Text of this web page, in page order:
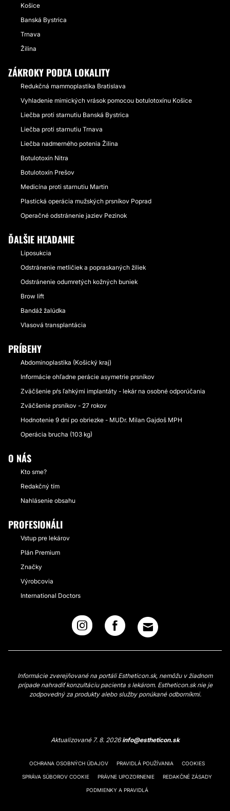
Košice
Banská Bystrica
Trnava
Žilina
ZÁKROKY PODĽA LOKALITY
Redukčná mammoplastika Bratislava
Vyhladenie mimických vrások pomocou botulotoxínu Košice
Liečba proti starnutiu Banská Bystrica
Liečba proti starnutiu Trnava
Liečba nadmerného potenia Žilina
Botulotoxín Nitra
Botulotoxín Prešov
Medicína proti starnutiu Martin
Plastická operácia mužských prsníkov Poprad
Operačné odstránenie jaziev Pezinok
ĎALŠIE HĽADANIE
Liposukcia
Odstránenie metličiek a popraskaných žiliek
Odstránenie odumretých kožných buniek
Brow lift
Bandáž žalúdka
Vlasová transplantácia
PRÍBEHY
Abdominoplastika (Košický kraj)
Informácie ohľadne perácie asymetrie prsníkov
Zväčšenie pŕs ľahkými implantáty - lekár na osobné odporúčania
Zväčšenie prsníkov - 27 rokov
Hodnotenie 9 dní po obriezke - MUDr. Milan Gajdoš MPH
Operácia brucha (103 kg)
O NÁS
Kto sme?
Redakčný tím
Nahlásenie obsahu
PROFESIONÁLI
Vstup pre lekárov
Plán Premium
Značky
Výrobcovia
International Doctors
Informácie zverejňované na portáli Estheticon.sk, nemôžu v žiadnom
prípade nahradiť konzultáciu pacienta s lekárom. Estheticon.sk nie je
zodpovedný za produkty alebo služby ponúkané odborníkmi.
Aktualizované 7. 8. 2026info@estheticon.sk
OCHRANA OSOBNÝCH ÚDAJOV PRAVIDLÁ POUŽÍVANIA COOKIES
SPRÁVA SÚBOROV COOKIE PRÁVNE UPOZORNENIE REDAKČNÉ ZÁSADY
PODMIENKY A PRAVIDLÁ